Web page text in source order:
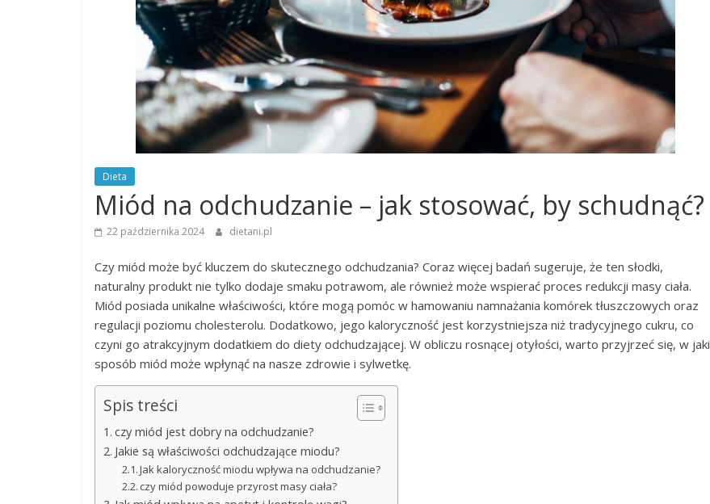
Dieta
Miód na odchudzanie – jak stosować, by schudnąć?
22 października 2024 dietani.pl
Czy miód może być kluczem do skutecznego odchudzania? Coraz więcej badań sugeruje, że ten słodki,
naturalny produkt nie tylko dodaje smaku potrawom, ale również może wspierać proces redukcji masy ciała.
Miód posiada unikalne właściwości, które mogą pomóc w hamowaniu namnażania komórek tłuszczowych oraz
regulacji poziomu cholesterolu. Dodatkowo, jego kaloryczność jest korzystniejsza niż tradycyjnego cukru, co
czyni go atrakcyjnym dodatkiem do diety odchudzającej. W obliczu rosnącej otyłości, warto przyjrzeć się, w jaki
sposób miód może wpłynąć na nasze zdrowie i sylwetkę.
Spis treści
czy miód jest dobry na odchudzanie?
Jakie są właściwości odchudzające miodu?
Jak kaloryczność miodu wpływa na odchudzanie?
czy miód powoduje przyrost masy ciała?